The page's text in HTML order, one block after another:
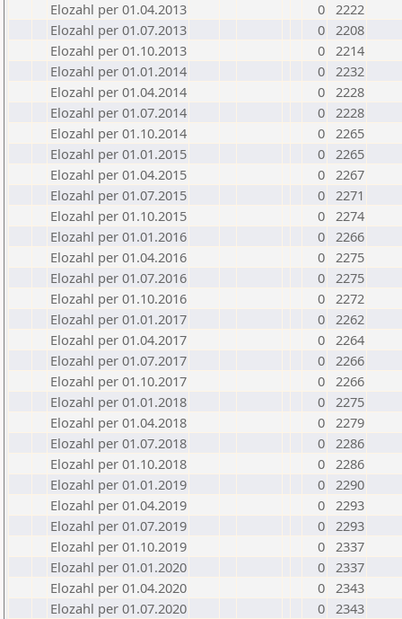
Elozahl per 01.04.2013
0 2222
Elozahl per 01.07.2013
0 2208
Elozahl per 01.10.2013
0 2214
Elozahl per 01.01.2014
0 2232
Elozahl per 01.04.2014
0 2228
Elozahl per 01.07.2014
0 2228
Elozahl per 01.10.2014
0 2265
Elozahl per 01.01.2015
0 2265
Elozahl per 01.04.2015
0 2267
Elozahl per 01.07.2015
0 2271
Elozahl per 01.10.2015
0 2274
Elozahl per 01.01.2016
0 2266
Elozahl per 01.04.2016
0 2275
Elozahl per 01.07.2016
0 2275
Elozahl per 01.10.2016
0 2272
Elozahl per 01.01.2017
0 2262
Elozahl per 01.04.2017
0 2264
Elozahl per 01.07.2017
0 2266
Elozahl per 01.10.2017
0 2266
Elozahl per 01.01.2018
0 2275
Elozahl per 01.04.2018
0 2279
Elozahl per 01.07.2018
0 2286
Elozahl per 01.10.2018
0 2286
Elozahl per 01.01.2019
0 2290
Elozahl per 01.04.2019
0 2293
Elozahl per 01.07.2019
0 2293
Elozahl per 01.10.2019
0 2337
Elozahl per 01.01.2020
0 2337
Elozahl per 01.04.2020
0 2343
Elozahl per 01.07.2020
0 2343